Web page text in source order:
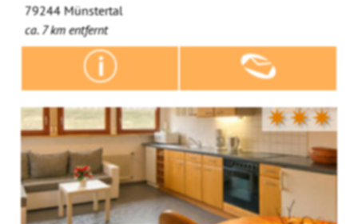
79244 Münstertal
ca. 7 km entfernt
✷✷✷